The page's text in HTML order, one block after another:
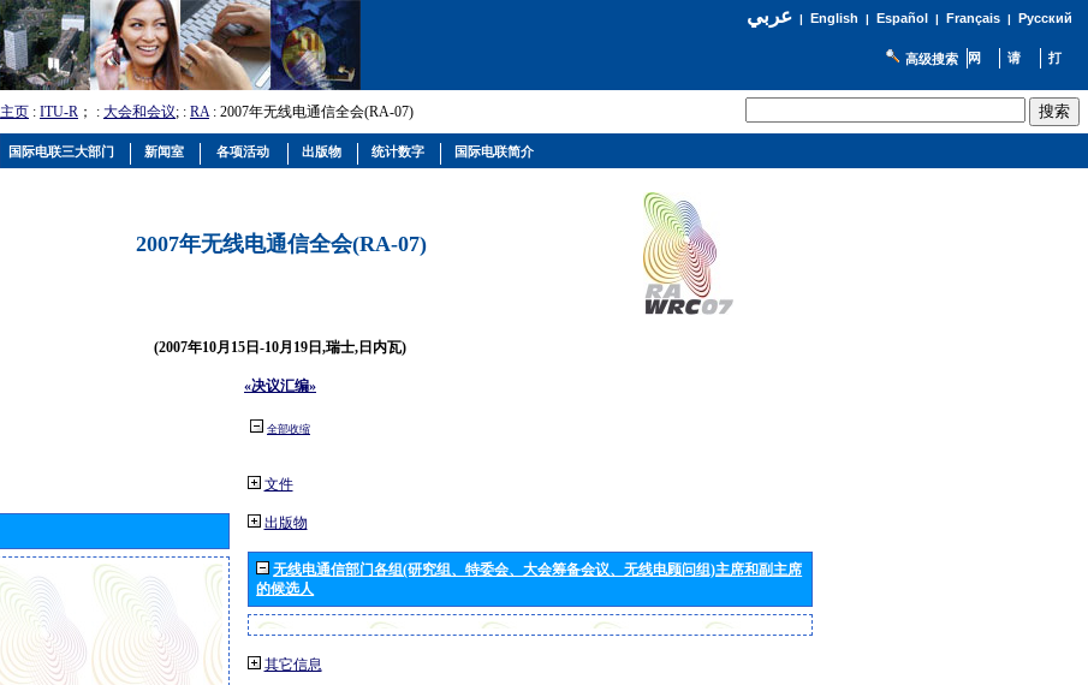
عربي| English | Español | Français| Русский
高级搜索
主页 : ITU-R ； : 大会和会议; : RA: 2007年无线电通信全会(RA-07)
2007年无线电通信全会(RA-07)
(2007年10月15日-10月19日,瑞士,日内瓦)
«决议汇编»
全部收缩
文件
出版物
无线电通信部门各组(研究组、特委会、大会筹备会议、无线电顾问组)主席和副主席
的候选人
其它信息
国际电联三大部门 新闻室 各项活动 出版物 统计数字 国际电联简介